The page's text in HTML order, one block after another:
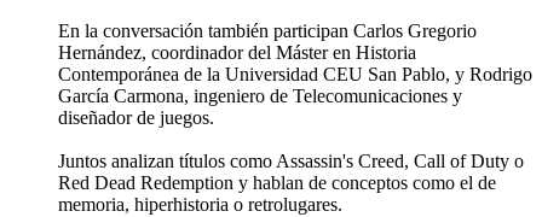
En la conversación también participan Carlos Gregorio
Hernández, coordinador del Máster en Historia
Contemporánea de la Universidad CEU San Pablo, y Rodrigo
García Carmona, ingeniero de Telecomunicaciones y
diseñador de juegos.
Juntos analizan títulos como Assassin's Creed, Call of Duty o
Red Dead Redemption y hablan de conceptos como el de
memoria, hiperhistoria o retrolugares.